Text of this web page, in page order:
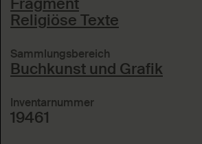
Fragment
Religiöse Texte
Sammlungsbereich
Buchkunst und Grafik
Inventarnummer
19461